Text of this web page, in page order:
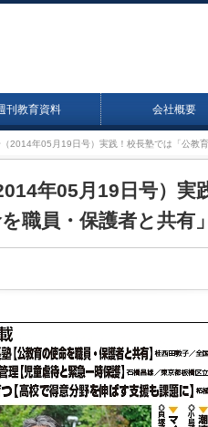
刊教育資料 会社概要
2014年05月19日号）実践！校長塾では「公教
年05月19日号）実
を職員・保護者と共有